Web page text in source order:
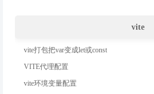
vite
vite打包把var变成let或const
VITE代理配置
vite环境变量配置